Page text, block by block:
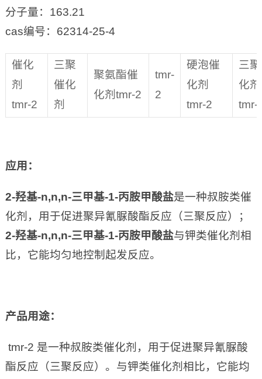
分子量：163.21
cas编号：62314-25-4
催化
剂
tmr-2
三聚
催化
剂
聚氨酯催
化剂tmr-2
tmr-
2
硬泡催
化剂
tmr-2
三
化剂
tmr-
应用 ：
2-羟基-n,n,n-三甲基-1-丙胺甲酸盐是一种叔胺类催
化剂，用于促进聚异氰脲酸酯反应（三聚反应）；
2-羟基-n,n,n-三甲基-1-丙胺甲酸盐与钾类催化剂相
比，它能均匀地控制起发反应。
产品用途：
tmr-2 是一种叔胺类催化剂，用于促进聚异氰脲酸
酯反应（三聚反应）。与钾类催化剂相比，它能均